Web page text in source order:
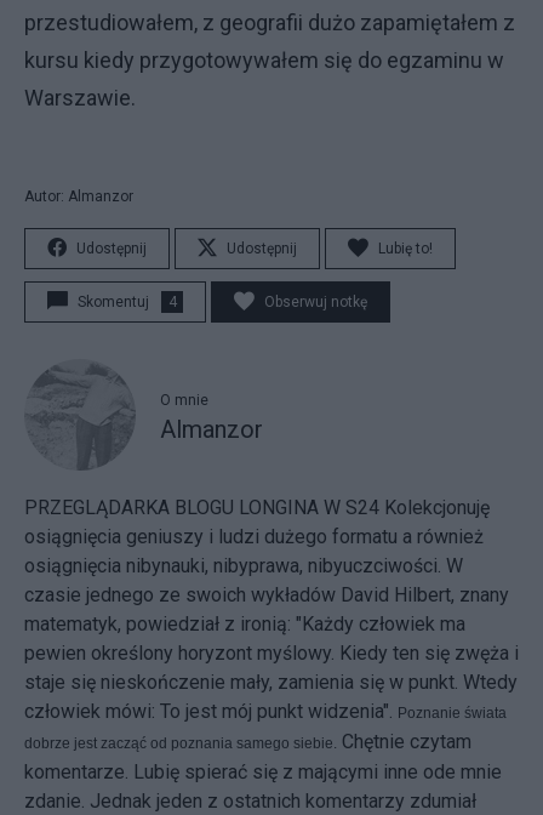
przestudiowałem, z geografii dużo zapamiętałem z
kursu kiedy przygotowywałem się do egzaminu w
Warszawie.
Autor: Almanzor
Udostępnij Udostępnij Lubię to!
Skomentuj 4 Obserwuj notkę
O mnie
Almanzor
PRZEGLĄDARKA BLOGU LONGINA W S24 Kolekcjonuję
osiągnięcia geniuszy i ludzi dużego formatu a również
osiągnięcia nibynauki, nibyprawa, nibyuczciwości. W
czasie jednego ze swoich wykładów David Hilbert, znany
matematyk, powiedział z ironią: "Każdy człowiek ma
pewien określony horyzont myślowy. Kiedy ten się zwęża i
staje się nieskończenie mały, zamienia się w punkt. Wtedy
człowiek mówi: To jest mój punkt widzenia". Poznanie świata
dobrze jest zacząć od poznania samego siebie. Chętnie czytam
komentarze. Lubię spierać się z mającymi inne ode mnie
zdanie. Jednak jeden z ostatnich komentarzy zdumiał